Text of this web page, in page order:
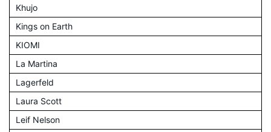
Khujo
Kings on Earth
KIOMI
La Martina
Lagerfeld
Laura Scott
Leif Nelson